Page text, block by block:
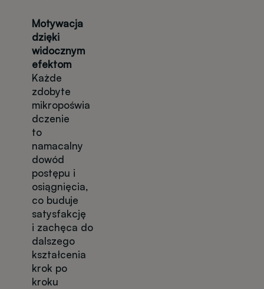
Motywacja
dzięki
widocznym
efektom
Każde
zdobyte
mikropoświa
dczenie
to
namacalny
dowód
postępu i
osiągnięcia,
co buduje
satysfakcję
i zachęca do
dalszego
kształcenia
krok po
kroku